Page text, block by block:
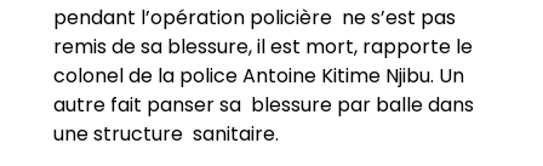
pendant l’opération policière ne s’est pas
remis de sa blessure, il est mort, rapporte le
colonel de la police Antoine Kitime Njibu. Un
autre fait panser sa blessure par balle dans
une structure sanitaire.